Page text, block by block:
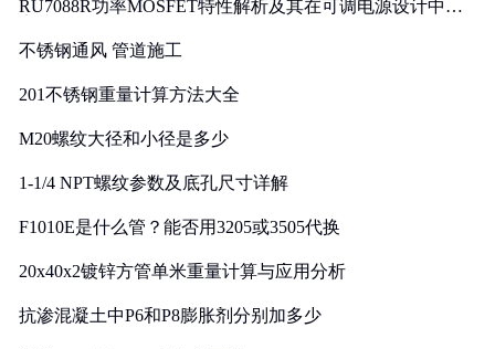
RU7088R功率MOSFET特性解析及其在可调电源设计中的
不锈钢通风 管道施工
201不锈钢重量计算方法大全
M20螺纹大径和小径是多少
1-1/4 NPT螺纹参数及底孔尺寸详解
F1010E是什么管？能否用3205或3505代换
20x40x2镀锌方管单米重量计算与应用分析
抗渗混凝土中P6和P8膨胀剂分别加多少